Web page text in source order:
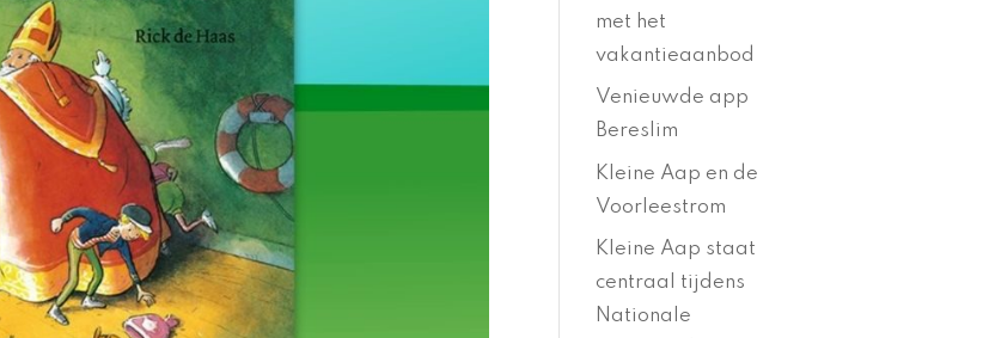
met het
vakantieaanbod
Venieuwde app
Bereslim
Kleine Aap en de
Voorleestrom
Kleine Aap staat
centraal tijdens
Nationale